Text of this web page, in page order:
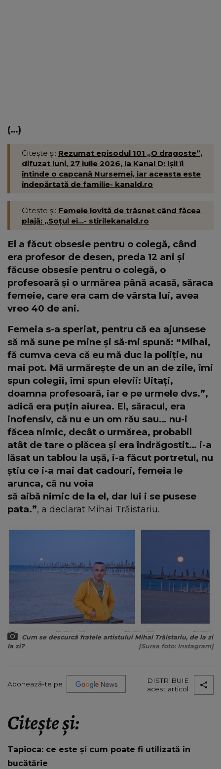
(…)
Citește și: Rezumat episodul 101 „O dragoste”,
difuzat luni, 27 iulie 2026, la Kanal D: Ișil îi
întinde o capcană Nursemei, iar aceasta este
îndepărtată de familie- kanald.ro
Citește și: Femeie lovită de trăsnet când făcea
plajă: „Soțul ei...- stirilekanald.ro
El a făcut obsesie pentru o colegă, când
era profesor de desen, preda 12 ani și
făcuse obsesie pentru o colegă, o
profesoară și o urmărea până acasă, săraca
femeie, care era cam de vârsta lui, avea
vreo 40 de ani.
Femeia s-a speriat, pentru că ea ajunsese
să mă sune pe mine și să-mi spună: “Mihai,
fă cumva ceva că eu mă duc la poliție, nu
mai pot. Mă urmărește de un an de zile, îmi
spun colegii, îmi spun elevii: Uitați,
doamna profesoară, iar e pe urmele dvs.”,
adică era puțin aiurea. El, săracul, era
inofensiv, că nu e un om rău sau… nu-i
făcea nimic, decât o urmărea, probabil
atât de tare o plăcea și era îndrăgostit… i-a
lăsat un tablou la ușă, i-a făcut portretul, nu
știu ce i-a mai dat cadouri, femeia le
arunca, că nu voia
să aibă nimic de la el, dar lui i se pusese
pata.”, a declarat Mihai Trăistariu.
Cum se descurcă fratele artistului Mihai Trăistariu, de la zi
la zi?
[Sursa foto: Instagram]
Abonează-te pe
DISTRIBUIE
acest articol
Citește și:
Tapioca: ce este și cum poate fi utilizată în
bucătărie